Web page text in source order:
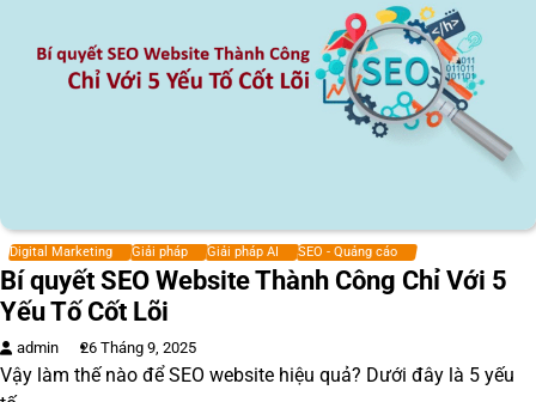
Digital Marketing Giải pháp Giải pháp AI SEO - Quảng cáo
Bí quyết SEO Website Thành Công Chỉ Với 5
Yếu Tố Cốt Lõi
admin 26 Tháng 9, 2025
Vậy làm thế nào để SEO website hiệu quả? Dưới đây là 5 yếu